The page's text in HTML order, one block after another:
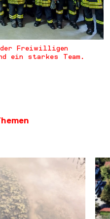
der Freiwilligen
ein starkes Team.